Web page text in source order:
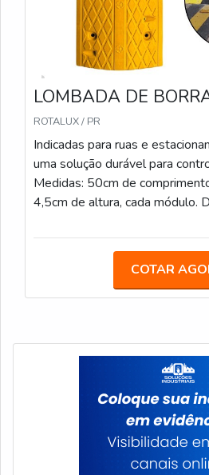
LOMBADA DE
ROTALUX / PR
Indicadas para ruas e
uma solução durável para
Medidas: 50cm de
4,5cm de altura, cada módulo.
COTAR